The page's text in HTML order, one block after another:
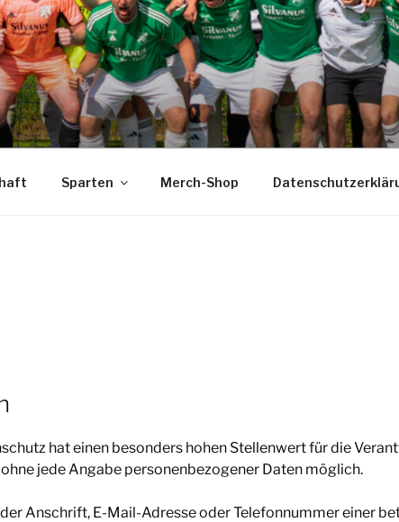
Sparten Merch-Shop
hat einen besonders hohen Stellenwert für die
jede Angabe personenbezogener Daten möglich.
Anschrift, E-Mail-Adresse oder Telefonnummer einer